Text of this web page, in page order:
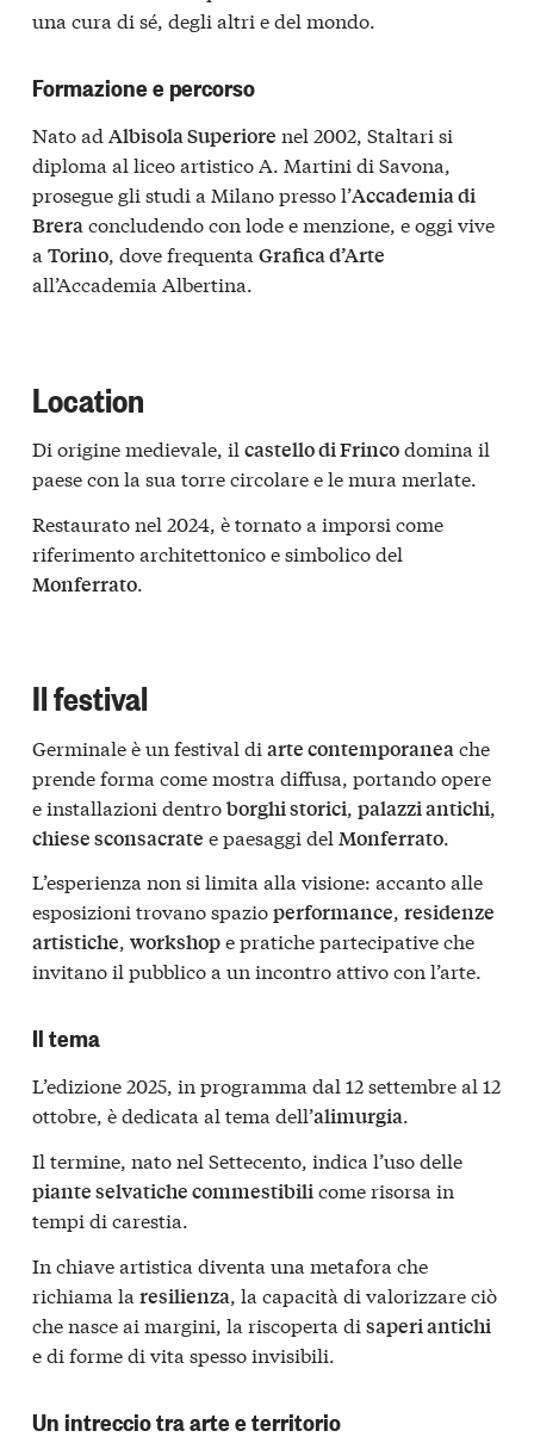
una cura di sé, degli altri e del mondo.
Formazione e percorso
Nato ad Albisola Superiore nel 2002, Staltari si
diploma al liceo artistico A. Martini di Savona,
prosegue gli studi a Milano presso l’Accademia di
Breraconcludendo con lode e menzione, e oggi vive
a Torino, dove frequenta Grafica d’Arte
all’Accademia Albertina.
Location
Di origine medievale, il castello di Frincodomina il
paese con la sua torre circolare e le mura merlate.
Restaurato nel 2024, è tornato a imporsi come
riferimento architettonico e simbolico del
Monferrato.
Il festival
Germinale è un festival di arte contemporaneache
prende forma come mostra diffusa, portando opere
e installazioni dentroborghi storici, palazzi antichi,
chiese sconsacrate e paesaggi del Monferrato.
L’esperienza non si limita alla visione: accanto alle
esposizioni trovano spazioperformance, residenze
artistiche, workshope pratiche partecipative che
invitano il pubblico a un incontro attivo con l’arte.
Il tema
L’edizione 2025, in programma dal 12 settembre al 12
ottobre, è dedicata al tema dell’alimurgia.
Il termine, nato nel Settecento, indica l’uso delle
piante selvatiche commestibilicome risorsa in
tempi di carestia.
In chiave artistica diventa una metafora che
richiama la resilienza , la capacità di valorizzare ciò
che nasce ai margini, la riscoperta di saperi antichi
e di forme di vita spesso invisibili.
Un intreccio tra arte e territorio